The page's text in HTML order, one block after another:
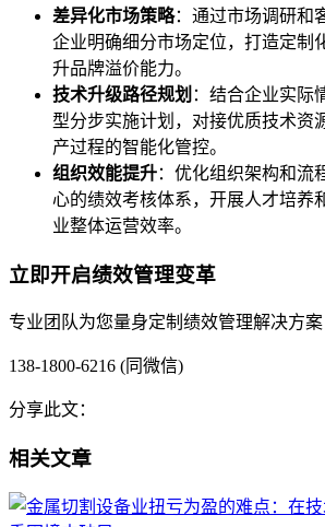
差异化市场策略：通过市场调研和
企业明确细分市场定位，打造定制
升品牌溢价能力。
技术升级路径规划 ：结合企业实际
型分步实施计划，对接优质技术资
产过程的智能化管控。
组织效能提升：优化组织架构和流
心的绩效考核体系，开展人才培养
业整体运营效率。
立即开启绩效管理变革
专业团队为您量身定制绩效管理解决方案
138-1800-6216 (同微信)
分享此文：
相关文章